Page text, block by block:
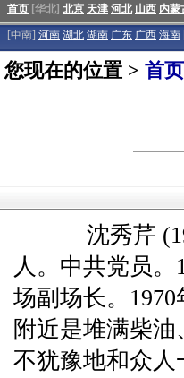
首页 [华北] 北京 天津 河北 山西 内蒙
[中南] 河南 湖北 湖南 广东 广西 海南
您现在的位置 > 首页
沈秀芹
人。中共党员
场副场长。
附近是堆满柴
不犹豫地和众